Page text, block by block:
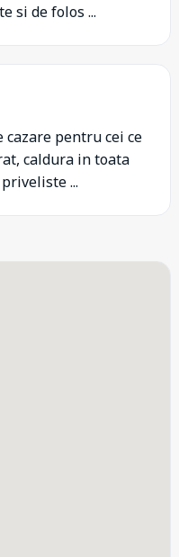
si de folos ...
cazare pentru cei ce
caldura in toata
...